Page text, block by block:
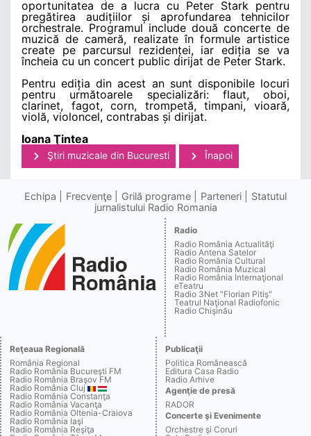
oportunitatea de a lucra cu Peter Stark pentru
pregătirea audițiilor și aprofundarea tehnicilor
orchestrale. Programul include două concerte de
muzică de cameră, realizate în formule artistice
create pe parcursul rezidenței, iar ediția se va
încheia cu un concert public dirijat de Peter Stark.
Pentru ediția din acest an sunt disponibile locuri
pentru următoarele specializări: flaut, oboi,
clarinet, fagot, corn, trompetă, timpani, vioară,
violă, violoncel, contrabas și dirijat.
Ioana Ţintea
Ştiri muzicale din Bucuresti Înapoi
Echipa Frecvenţe Grilă programe Parteneri
Statutul
jurnalistului Radio Romania
Radio
Radio România Actualităţi
Radio Antena Satelor
Radio România Cultural
Radio România Muzical
Radio România Internaţional
eTeatru
Radio 3Net "Florian Pitiş"
Teatrul Naţional Radiofonic
Radio Chişinău
Reţeaua Regională
România Regional
Radio România Bucureşti FM
Radio România Braşov FM
Radio România Cluj
Radio România Constanţa
Radio România Vacanţa
Radio România Oltenia-Craiova
Radio România Iaşi
Radio România Reşiţa
Publicaţii
Politica Românească
Editura Casa Radio
Radio Arhive
Agenţie de presă
RADOR
Concerte şi Evenimente
Orchestre şi Coruri